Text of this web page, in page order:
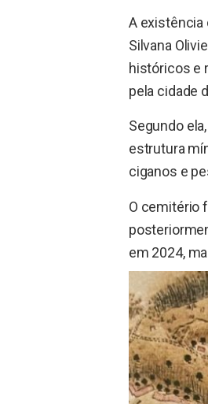
A existência
Silvana
históricos e
pela cidade
Segundo
estrutura
ciganos e
O cemitério
em 2024,